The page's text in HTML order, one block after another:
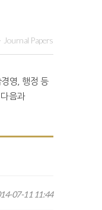
Journal Papers
영, 행정 등
음과
07-11 11:44